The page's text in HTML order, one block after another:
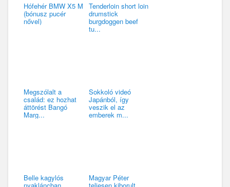
Hófehér BMW X5 M
(bónusz pucér
nővel)
Tenderloin short loin
drumstick
burgdoggen beef
tu...
Megszólalt a
család: ez hozhat
áttörést Bangó
Marg...
Sokkoló videó
Japánból, így
veszik el az
emberek m...
Belle kagylós Magyar Péter